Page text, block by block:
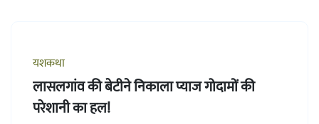
यशकथा
लासलगांव की बेटीने निकाला प्याज गोदामों की
परेशानी का हल!